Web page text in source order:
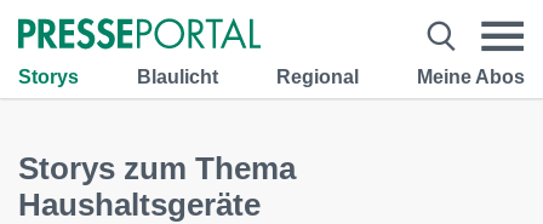
Storys Blaulicht Regional Meine Abos
Storys zum Thema
Haushaltsgeräte